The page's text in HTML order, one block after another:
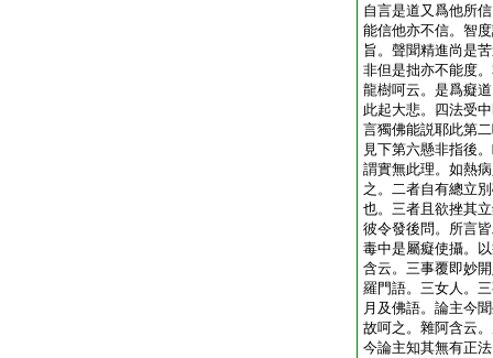
自言是道又爲他所
能信他亦不信。智
旨。聲聞精進尚是
非但是拙亦不能度
龍樹呵云。是爲癡
此起大悲。四法受
言獨佛能説耶此第
見下第六懸非指後
謂實無此理。如熱
之。二者自有總立
也。三者且欲挫其
彼令發後問。所言
毒中是屬癡使攝。
含云。三事覆即妙
羅門語。三女人。
月及佛語。論主今
故呵之。雜阿含云
今論主知其無有正